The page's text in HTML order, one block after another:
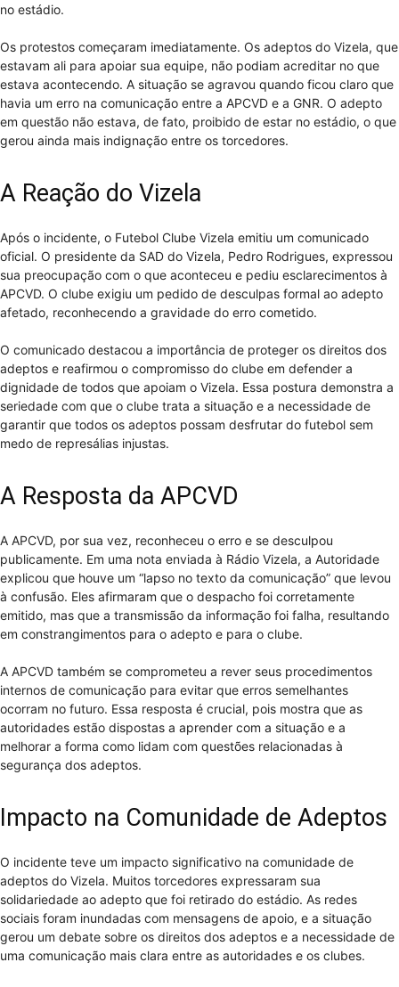
no estádio.
Os protestos começaram imediatamente. Os adeptos do Vizela, que
estavam ali para apoiar sua equipe, não podiam acreditar no que
estava acontecendo. A situação se agravou quando ficou claro que
havia um erro na comunicação entre a APCVD e a GNR. O adepto
em questão não estava, de fato, proibido de estar no estádio, o que
gerou ainda mais indignação entre os torcedores.
A Reação do Vizela
Após o incidente, o Futebol Clube Vizela emitiu um comunicado
oficial. O presidente da SAD do Vizela, Pedro Rodrigues, expressou
sua preocupação com o que aconteceu e pediu esclarecimentos à
APCVD. O clube exigiu um pedido de desculpas formal ao adepto
afetado, reconhecendo a gravidade do erro cometido.
O comunicado destacou a importância de proteger os direitos dos
adeptos e reafirmou o compromisso do clube em defender a
dignidade de todos que apoiam o Vizela. Essa postura demonstra a
seriedade com que o clube trata a situação e a necessidade de
garantir que todos os adeptos possam desfrutar do futebol sem
medo de represálias injustas.
A Resposta da APCVD
A APCVD, por sua vez, reconheceu o erro e se desculpou
publicamente. Em uma nota enviada à Rádio Vizela, a Autoridade
explicou que houve um “lapso no texto da comunicação” que levou
à confusão. Eles afirmaram que o despacho foi corretamente
emitido, mas que a transmissão da informação foi falha, resultando
em constrangimentos para o adepto e para o clube.
A APCVD também se comprometeu a rever seus procedimentos
internos de comunicação para evitar que erros semelhantes
ocorram no futuro. Essa resposta é crucial, pois mostra que as
autoridades estão dispostas a aprender com a situação e a
melhorar a forma como lidam com questões relacionadas à
segurança dos adeptos.
Impacto na Comunidade de Adeptos
O incidente teve um impacto significativo na comunidade de
adeptos do Vizela. Muitos torcedores expressaram sua
solidariedade ao adepto que foi retirado do estádio. As redes
sociais foram inundadas com mensagens de apoio, e a situação
gerou um debate sobre os direitos dos adeptos e a necessidade de
uma comunicação mais clara entre as autoridades e os clubes.